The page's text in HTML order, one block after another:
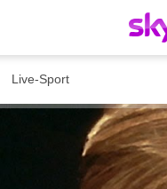
Live-Sport